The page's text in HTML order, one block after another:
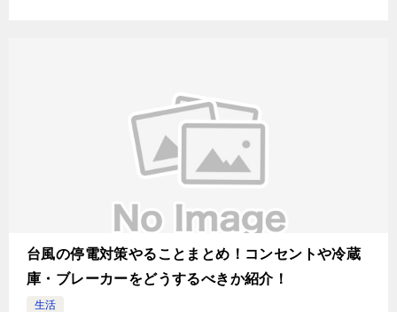
台風の停電対策やることまとめ！コンセントや冷蔵
庫・ブレーカーをどうするべきか紹介！
生活